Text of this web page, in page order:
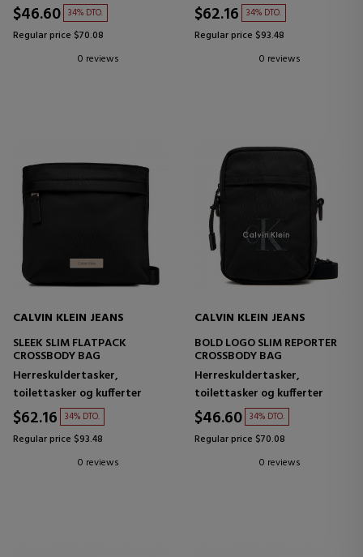
$46.60 34% DTO.
Regular price $70.08
0 reviews
$62.16 34% DTO.
Regular price $93.48
0 reviews
CALVIN KLEIN JEANS
SLEEK SLIM FLATPACK
CROSSBODY BAG
Herreskuldertasker,
toilettasker og kufferter
$62.16 34% DTO.
Regular price $93.48
0 reviews
CALVIN KLEIN JEANS
BOLD LOGO SLIM REPORTER
CROSSBODY BAG
Herreskuldertasker,
toilettasker og kufferter
$46.60 34% DTO.
Regular price $70.08
0 reviews